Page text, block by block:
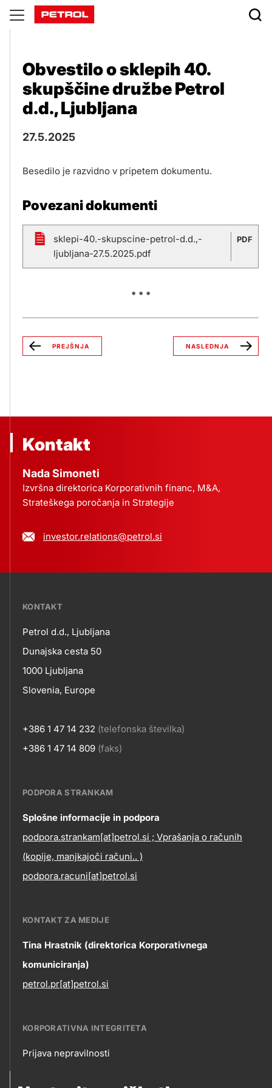
Objave
Obvestilo o sklepih 40.
skupščine družbe Petrol
d.d., Ljubljana
27.5.2025
Besedilo je razvidno v pripetem dokumentu.
Povezani dokumenti
sklepi-40.-skupscine-petrol-d.d.,-
ljubljana-27.5.2025.pdf
PDF
* * *
PREJŠNJA NASLEDNJA
Kontakt
Nada Simoneti
Izvršna direktorica Korporativnih financ, M&A,
Strateškega poročanja in Strategije
investor.relations@petrol.si
???
skupno.footer-
title???
KONTAKT
Kontakt
Petrol d.d., Ljubljana
Dunajska cesta 50
1000 Ljubljana
Slovenia, Europe
+386 1 47 14 232 (telefonska številka)
+386 1 47 14 809 (faks)
Contact
information
PODPORA STRANKAM
Splošne informacije in podpora
podpora.strankam[at]petrol.si ; Vprašanja o računih
(kopije, manjkajoči računi.. )
podpora.racuni[at]petrol.si
KONTAKT ZA MEDIJE
Tina Hrastnik (direktorica Korporativnega
komuniciranja)
petrol.pr[at]petrol.si
KORPORATIVNA INTEGRITETA
Prijava nepravilnosti